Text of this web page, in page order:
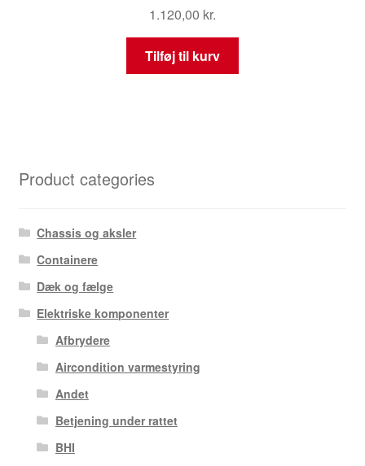
1.120,00 kr.
Tilføj til kurv
Product categories
Chassis og aksler
Containere
Dæk og fælge
Elektriske komponenter
Afbrydere
Aircondition varmestyring
Andet
Betjening under rattet
BHI